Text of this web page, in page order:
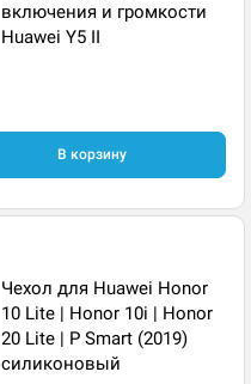
включения и громкости
Huawei Y5 II
В корзину
Чехол для Huawei Honor
10 Lite | Honor 10i | Honor
20 Lite | P Smart (2019)
силиконовый